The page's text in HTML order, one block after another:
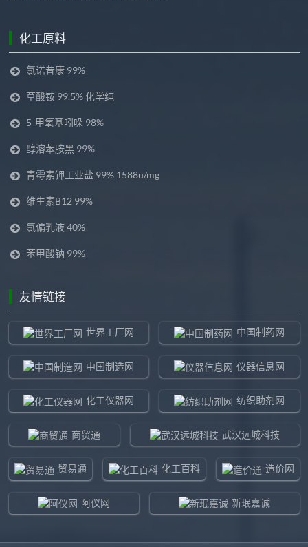
化工原料
氯诺昔康 99%
草酸铵 99.5% 化学纯
5-甲氧基吲哚 98%
醇溶苯胺黑 99%
青霉素钾工业盐 99% 1588u/mg
维生素B12 99%
氯偏乳液 40%
苯甲酸钠 99%
友情链接
世界工厂网 中国制药网
中国制造网 仪器信息网
化工仪器网 纺织助剂网
商贸通 武汉远城科技
贸易通 化工百科 造价网
阿仪网 新珉嘉诚